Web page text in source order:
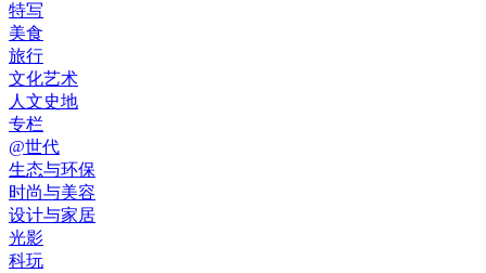
特写
美食
旅行
文化艺术
人文史地
专栏
@世代
生态与环保
时尚与美容
设计与家居
光影
科玩